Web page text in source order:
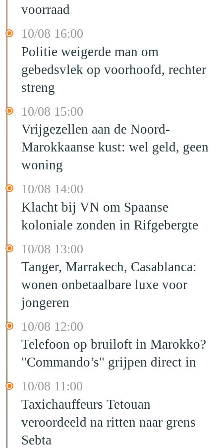
voorraad
10/08 16:00
Politie weigerde man om
gebedsvlek op voorhoofd, rechter
streng
10/08 15:00
Vrijgezellen aan de Noord-
Marokkaanse kust: wel geld, geen
woning
10/08 14:00
Klacht bij VN om Spaanse
koloniale zonden in Rifgebergte
10/08 13:00
Tanger, Marrakech, Casablanca:
wonen onbetaalbare luxe voor
jongeren
10/08 12:00
Telefoon op bruiloft in Marokko?
"Commando’s" grijpen direct in
10/08 11:00
Taxichauffeurs Tetouan
veroordeeld na ritten naar grens
Sebta